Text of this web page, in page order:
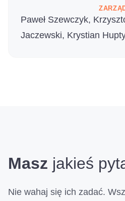
Paweł Szewczyk,
Jaczewski, Krystian
Masz jakieś
Nie wahaj się ich zadać.